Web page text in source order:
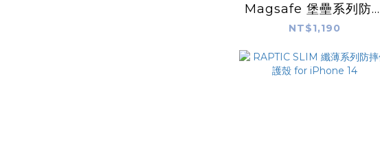
Magsafe 堡壘系列防摔
保護殼 for iPhone 14
NT$1,190